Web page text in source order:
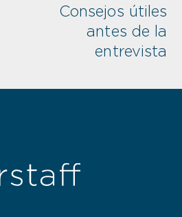
Consejos útiles
antes de la
entrevista